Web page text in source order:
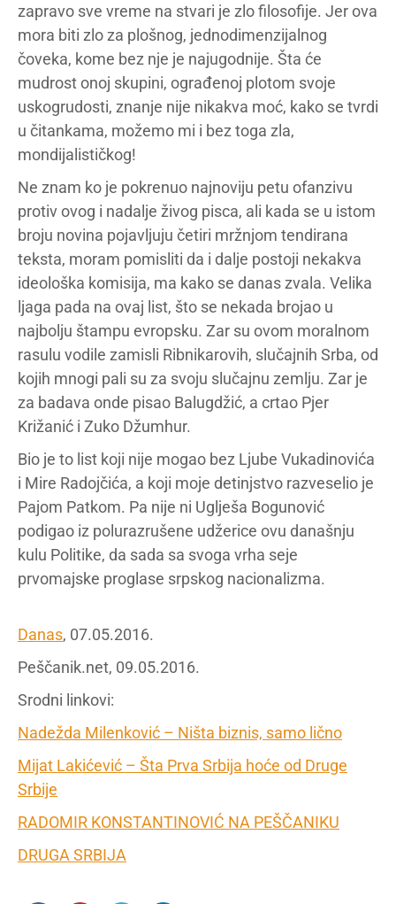
zapravo sve vreme na stvari je zlo filosofije. Jer ova
mora biti zlo za plošnog, jednodimenzijalnog
čoveka, kome bez nje je najugodnije. Šta će
mudrost onoj skupini, ograđenoj plotom svoje
uskogrudosti, znanje nije nikakva moć, kako se tvrdi
u čitankama, možemo mi i bez toga zla,
mondijalističkog!
Ne znam ko je pokrenuo najnoviju petu ofanzivu
protiv ovog i nadalje živog pisca, ali kada se u istom
broju novina pojavljuju četiri mržnjom tendirana
teksta, moram pomisliti da i dalje postoji nekakva
ideološka komisija, ma kako se danas zvala. Velika
ljaga pada na ovaj list, što se nekada brojao u
najbolju štampu evropsku. Zar su ovom moralnom
rasulu vodile zamisli Ribnikarovih, slučajnih Srba, od
kojih mnogi pali su za svoju slučajnu zemlju. Zar je
za badava onde pisao Balugdžić, a crtao Pjer
Križanić i Zuko Džumhur.
Bio je to list koji nije mogao bez Ljube Vukadinovića
i Mire Radojčića, a koji moje detinjstvo razveselio je
Pajom Patkom. Pa nije ni Uglješa Bogunović
podigao iz polurazrušene udžerice ovu današnju
kulu Politike, da sada sa svoga vrha seje
prvomajske proglase srpskog nacionalizma.
Danas, 07.05.2016.
Peščanik.net, 09.05.2016.
Srodni linkovi:
Nadežda Milenković – Ništa biznis, samo lično
Mijat Lakićević – Šta Prva Srbija hoće od Druge
Srbije
RADOMIR KONSTANTINOVIĆ NA PEŠČANIKU
DRUGA SRBIJA